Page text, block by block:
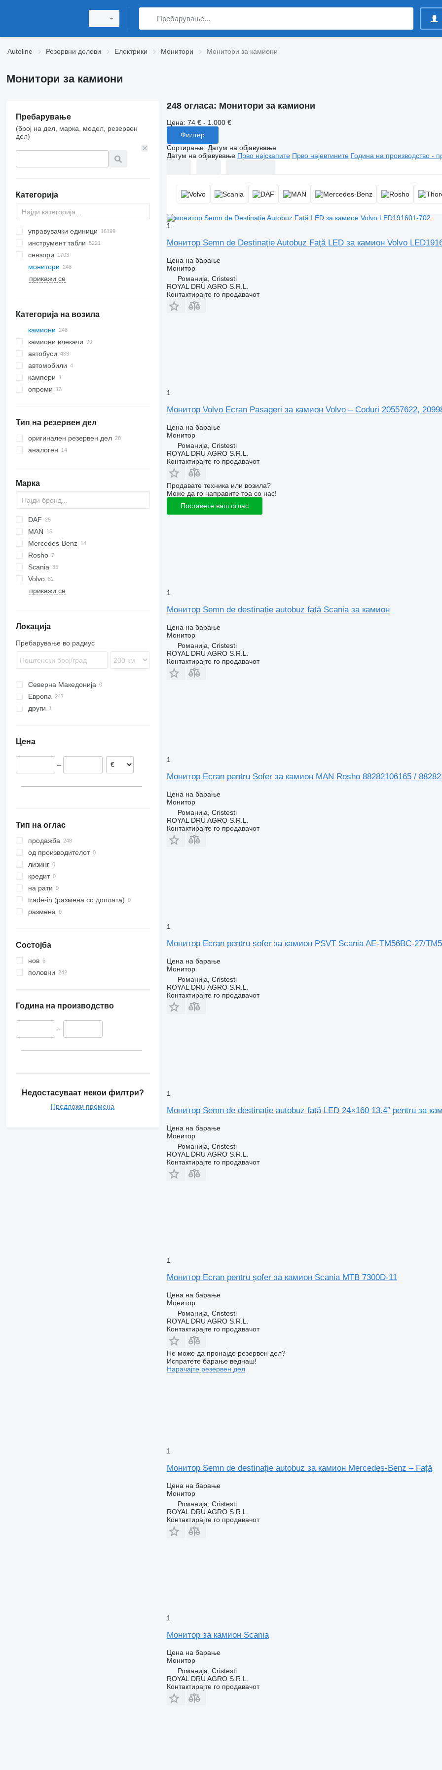
Autoline Резервни делови Електрики Монитори Монитори за камиони
Монитори за камиони
Пребарување
(број на дел, марка, модел, резервен
дел)
Категорија
управувачки единици
инструмент табли
сензори
монитори
прикажи се
Категорија на возила
камиони
камиони влекачи
автобуси
автомобили
кампери
опреми
разладни уреди
Тип на резервен дел
оригинален резервен дел
аналоген
Марка
DAF
CF
XD
XF
XG
S-Way
MAN
A-series
TGS
TGX
Mercedes-Benz
Actros
Atego
Econic
D-series
T-series
Rosho
Scania
Volvo
FH
VNL
прикажи се
Локација
Пребарување во радиус
Северна Македонија
Европа
Полска
Литванија
други
Цена
–
Тип на оглас
продажба
од производителот
лизинг
кредит
на рати
trade-in (размена со доплата)
размена
Состојба
нов
половни
Година на производство
–
Недостасуваат некои филтри?
Предложи промена
248 огласа: Монитори за камиони
Цена: 74 € - 1.000 €
Филтер
Сортирање: Датум на објавување
Датум на објавување Прво најскапите Прво најевтините Година на производство -
1
Монитор Semn de Destinație Autobuz Față LED за камион Volvo
Цена на барање
Монитор
Романија, Cristesti
ROYAL DRU AGRO S.R.L.
Контактирајте го продавачот
1
Монитор Volvo Ecran Pasageri за камион Volvo – Coduri 20557622,
Цена на барање
Монитор
Романија, Cristesti
ROYAL DRU AGRO S.R.L.
Контактирајте го продавачот
Продавате техника или возила?
Може да го направите тоа со нас!
Поставете ваш оглас
1
Монитор Semn de destinație autobuz față Scania за камион
Цена на барање
Монитор
Романија, Cristesti
ROYAL DRU AGRO S.R.L.
Контактирајте го продавачот
1
Монитор Ecran pentru Șofer за камион MAN Rosho 88282106165 /
Цена на барање
Монитор
Романија, Cristesti
ROYAL DRU AGRO S.R.L.
Контактирајте го продавачот
1
Монитор Ecran pentru șofer за камион PSVT Scania AE-TM56BC-27/
Цена на барање
Монитор
Романија, Cristesti
ROYAL DRU AGRO S.R.L.
Контактирајте го продавачот
1
Монитор Semn de destinație autobuz față LED 24×160 13.4″ pentru за
Цена на барање
Монитор
Романија, Cristesti
ROYAL DRU AGRO S.R.L.
Контактирајте го продавачот
1
Монитор Ecran pentru șofer за камион Scania MTB 7300D-11
Цена на барање
Монитор
Романија, Cristesti
ROYAL DRU AGRO S.R.L.
Контактирајте го продавачот
Не може да пронајде резервен дел?
Испратете барање веднаш!
Нарачајте резервен дел
1
Монитор Semn de destinație autobuz за камион Mercedes-Benz – Față
Цена на барање
Монитор
Романија, Cristesti
ROYAL DRU AGRO S.R.L.
Контактирајте го продавачот
1
Монитор за камион Scania
Цена на барање
Монитор
Романија, Cristesti
ROYAL DRU AGRO S.R.L.
Контактирајте го продавачот